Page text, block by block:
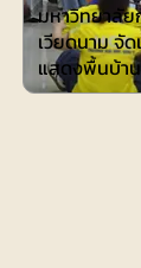
มหาวิทยาลั
เวียดนาม จั
แสดงพื้นบ้า